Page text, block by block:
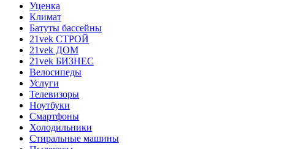
Уценка
Климат
Батуты бассейны
21vek СТРОЙ
21vek ДОМ
21vek БИЗНЕС
Велосипеды
Услуги
Телевизоры
Ноутбуки
Смартфоны
Холодильники
Стиральные машины